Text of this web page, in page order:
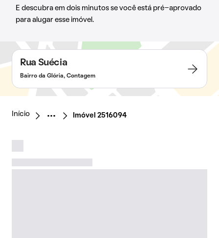
E descubra em dois minutos se você está pré-aprovado
para alugar esse imóvel.
Rua Suécia
Bairro da Glória, Contagem
Início Imóvel 2516094